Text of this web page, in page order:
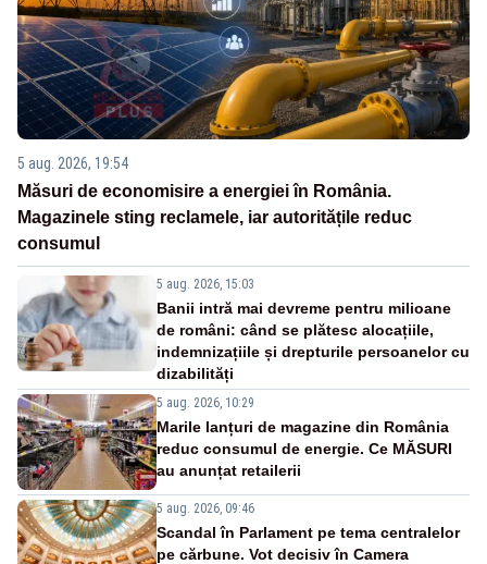
5 aug. 2026, 19:54
Măsuri de economisire a energiei în România.
Magazinele sting reclamele, iar autoritățile reduc
consumul
5 aug. 2026, 15:03
Banii intră mai devreme pentru milioane
de români: când se plătesc alocațiile,
indemnizațiile și drepturile persoanelor cu
dizabilități
5 aug. 2026, 10:29
Marile lanțuri de magazine din România
reduc consumul de energie. Ce MĂSURI
au anunțat retailerii
5 aug. 2026, 09:46
Scandal în Parlament pe tema centralelor
pe cărbune. Vot decisiv în Camera